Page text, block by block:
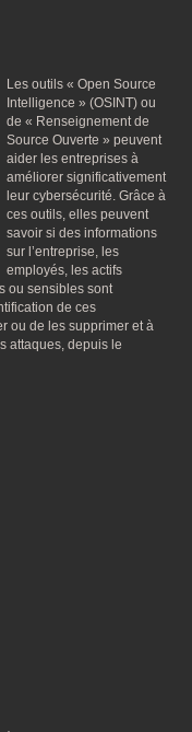
Les outils « Open Source
Intelligence » (OSINT) ou
de « Renseignement de
Source Ouverte » peuvent
aider les entreprises à
améliorer significativement
leur cybersécurité. Grâce à
ces outils, elles peuvent
savoir si des informations
sur l’entreprise, les
employés, les actifs
ou sensibles sont
de ces
ou de les supprimer et à
attaques, depuis le